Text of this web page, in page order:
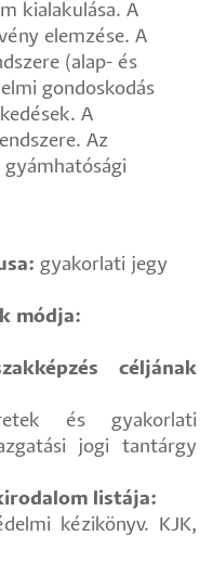
kialakulása. A
elemzése. A
(alap- és
gondoskodás
A
Az
gyakorlati jegy
módja:
céljának
és gyakorlati
jogi tantárgy
listája:
kézikönyv. KJK,